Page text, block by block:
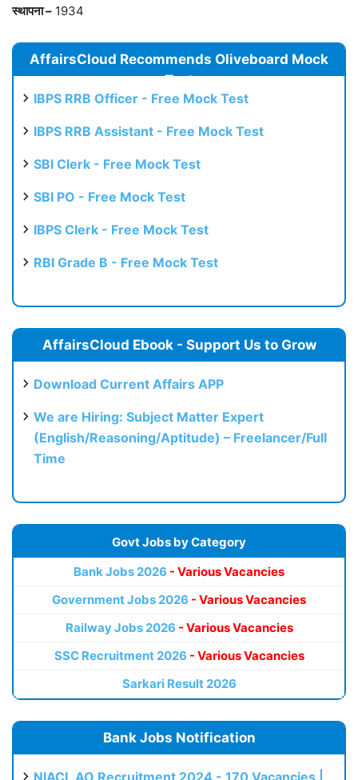
स्थापना – 1934
AffairsCloud Recommends Oliveboard Mock
Test
IBPS RRB Officer - Free Mock Test
IBPS RRB Assistant - Free Mock Test
SBI Clerk - Free Mock Test
SBI PO - Free Mock Test
IBPS Clerk - Free Mock Test
RBI Grade B - Free Mock Test
AffairsCloud Ebook - Support Us to Grow
Download Current Affairs APP
We are Hiring: Subject Matter Expert
(English/Reasoning/Aptitude) – Freelancer/Full
Time
Govt Jobs by Category
Bank Jobs 2026 - Various Vacancies
Government Jobs 2026 - Various Vacancies
Railway Jobs 2026 - Various Vacancies
SSC Recruitment 2026 - Various Vacancies
Sarkari Result 2026
Bank Jobs Notification